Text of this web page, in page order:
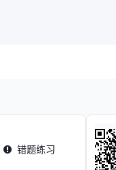
错题练习